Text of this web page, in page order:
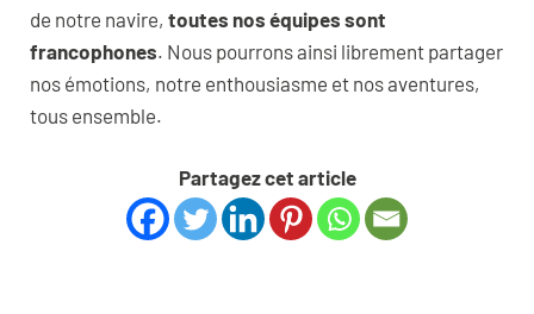
de notre navire, toutes nos équipes sont
francophones. Nous pourrons ainsi librement partager
nos émotions, notre enthousiasme et nos aventures,
tous ensemble.
Partagez cet article